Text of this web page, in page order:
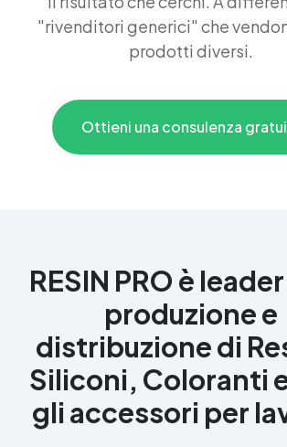
"rivenditori generici" che
prodotti diversi.
Ottieni una consulenza
RESIN PRO è
produzione e
distribuzione di
Siliconi, Coloranti
gli accessori per